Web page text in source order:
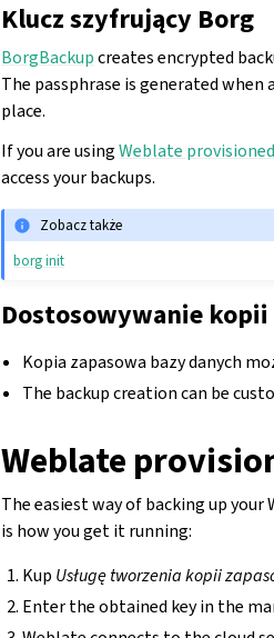
Klucz szyfrujący Borg
BorgBackupcreates encrypted
The passphrase is generated when
place.
If you are usingWeblate
access your backups.
Zobacz także
borg init
Dostosowywanie kopii
Kopia zapasowa bazy danych
The backup creation can be
Weblate
The easiest way of backing up
is how you get it running:
Kup Usługę tworzenia kopii
Enter the obtained key in the